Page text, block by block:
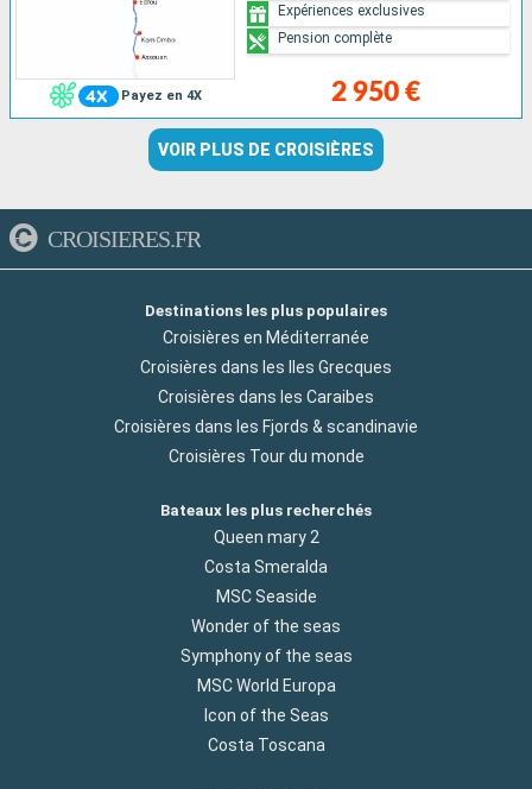
Payez en 4X 2 950 €
Expériences exclusives
Pension complète
VOIR PLUS DE CROISIÈRES
CROISIERES.FR
Destinations les plus populaires
Croisières en Méditerranée
Croisières dans les Iles Grecques
Croisières dans les Caraibes
Croisières dans les Fjords & scandinavie
Croisières Tour du monde
Bateaux les plus recherchés
Queen mary 2
Costa Smeralda
MSC Seaside
Wonder of the seas
Symphony of the seas
MSC World Europa
Icon of the Seas
Costa Toscana